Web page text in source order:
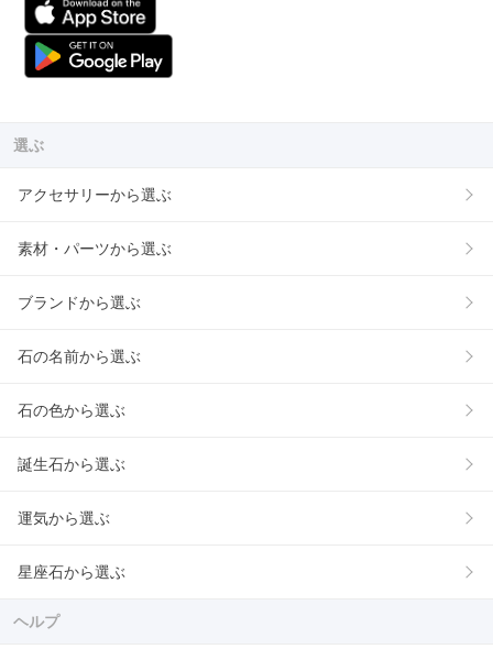
選ぶ
アクセサリーから選ぶ
素材・パーツから選ぶ
ブランドから選ぶ
石の名前から選ぶ
石の色から選ぶ
誕生石から選ぶ
運気から選ぶ
星座石から選ぶ
ヘルプ